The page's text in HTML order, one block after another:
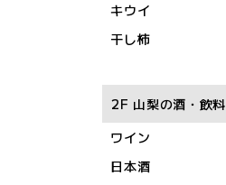
キウイ
干し柿
2F 山梨の酒・飲料
ワイン
日本酒